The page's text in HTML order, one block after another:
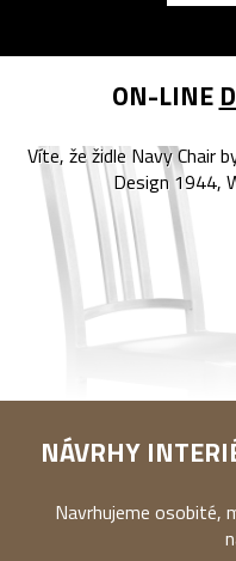
ON-LINE
Víte, že židle Navy Chair
Design 1944,
NÁVRHY
Navrhujeme osobité,